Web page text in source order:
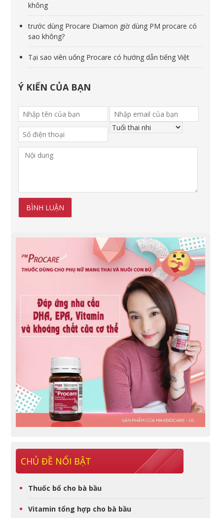
không
trước dùng Procare Diamon giờ dùng PM procare có
sao không?
Tại sao viên uống Procare có hướng dẫn tiếng Việt
Ý KIẾN CỦA BẠN
CHỦ ĐỀ NỔI BẬT
Thuốc bổ cho bà bầu
Vitamin tổng hợp cho bà bầu